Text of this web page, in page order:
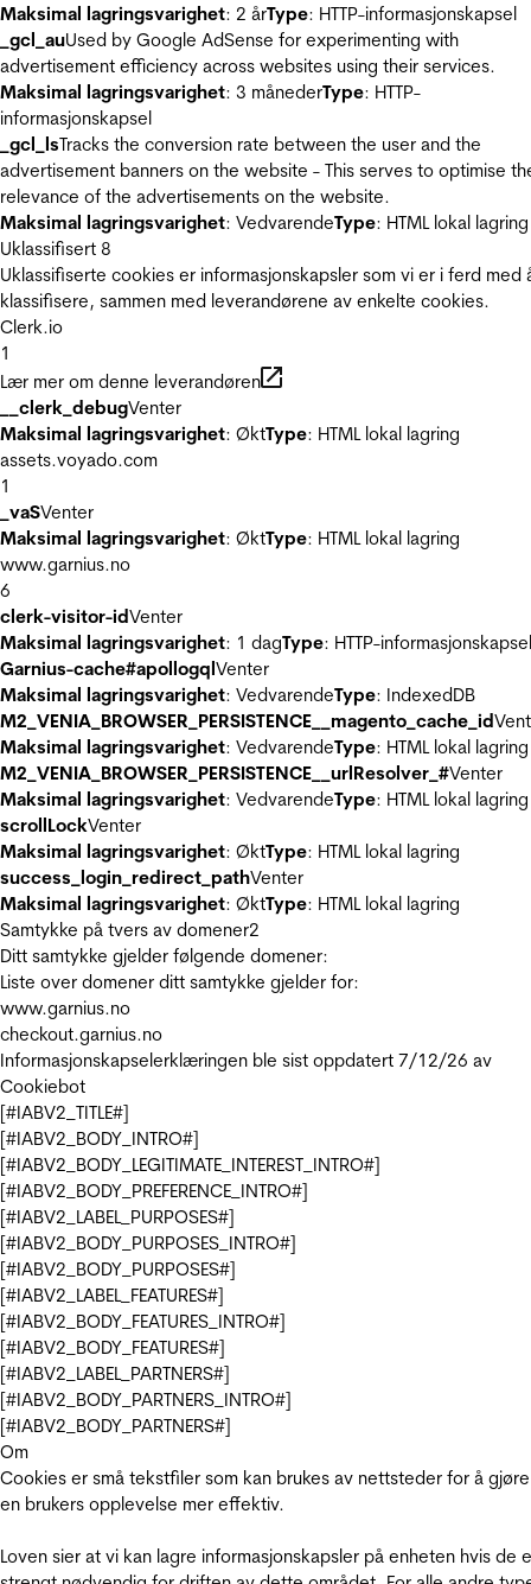
Maksimal lagringsvarighet: 2 årType: HTTP-informasjonskapsel
_gcl_auUsed by Google AdSense for experimenting with
advertisement efficiency across websites using their services.
Maksimal lagringsvarighet: 3 månederType: HTTP-
informasjonskapsel
_gcl_lsTracks the conversion rate between the user and the
advertisement banners on the website - This serves to optimise
relevance of the advertisements on the website.
Maksimal lagringsvarighet: VedvarendeType: HTML lokal lagring
Uklassifisert 8
Uklassifiserte cookies er informasjonskapsler som vi er i ferd med
klassifisere, sammen med leverandørene av enkelte cookies.
Clerk.io
1
Lær mer om denne leverandøren
__clerk_debugVenter
Maksimal lagringsvarighet: ØktType: HTML lokal lagring
assets.voyado.com
1
_vaSVenter
Maksimal lagringsvarighet: ØktType: HTML lokal lagring
www.garnius.no
6
clerk-visitor-idVenter
Maksimal lagringsvarighet: 1 dagType: HTTP-informasjonskapsel
Garnius-cache#apollogqlVenter
Maksimal lagringsvarighet: VedvarendeType: IndexedDB
M2_VENIA_BROWSER_PERSISTENCE__magento_cache_id
Maksimal lagringsvarighet: VedvarendeType: HTML lokal lagring
M2_VENIA_BROWSER_PERSISTENCE__urlResolver_#Venter
Maksimal lagringsvarighet: VedvarendeType: HTML lokal lagring
scrollLockVenter
Maksimal lagringsvarighet: ØktType: HTML lokal lagring
success_login_redirect_pathVenter
Maksimal lagringsvarighet: ØktType: HTML lokal lagring
Samtykke på tvers av domener2
Ditt samtykke gjelder følgende domener:
Liste over domener ditt samtykke gjelder for:
www.garnius.no
checkout.garnius.no
Informasjonskapselerklæringen ble sist oppdatert 7/12/26 av
Cookiebot
[#IABV2_TITLE#]
[#IABV2_BODY_INTRO#]
[#IABV2_BODY_LEGITIMATE_INTEREST_INTRO#]
[#IABV2_BODY_PREFERENCE_INTRO#]
[#IABV2_LABEL_PURPOSES#]
[#IABV2_BODY_PURPOSES_INTRO#]
[#IABV2_BODY_PURPOSES#]
[#IABV2_LABEL_FEATURES#]
[#IABV2_BODY_FEATURES_INTRO#]
[#IABV2_BODY_FEATURES#]
[#IABV2_LABEL_PARTNERS#]
[#IABV2_BODY_PARTNERS_INTRO#]
[#IABV2_BODY_PARTNERS#]
Om
Cookies er små tekstfiler som kan brukes av nettsteder for å gjøre
en brukers opplevelse mer effektiv.
Loven sier at vi kan lagre informasjonskapsler på enheten hvis de